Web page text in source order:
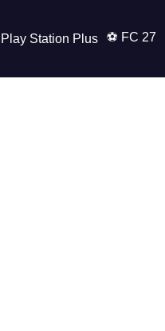
Station Plus ⚽ FC 27